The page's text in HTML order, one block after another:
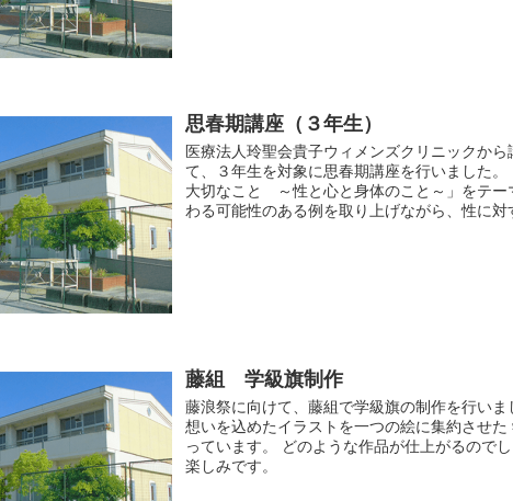
思春期講座（３年生）
医療法人玲聖会貴子ウィメンズクリニックから
て、３年生を対象に思春期講座を行いました
大切なこと ～性と心と身体のこと～」をテー
わる可能性のある例を取り上げながら、性に対
藤組 学級旗制作
藤浪祭に向けて、藤組で学級旗の制作を行い
想いを込めたイラストを一つの絵に集約させ
っています。 どのような作品が仕上がるので
楽しみです。